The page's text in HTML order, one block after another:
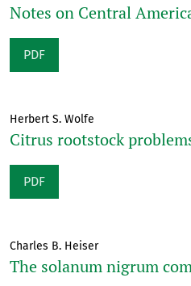
Notes on Central
PDF
Herbert S. Wolfe
Citrus rootstock
PDF
Charles B. Heiser
The solanum nigrum